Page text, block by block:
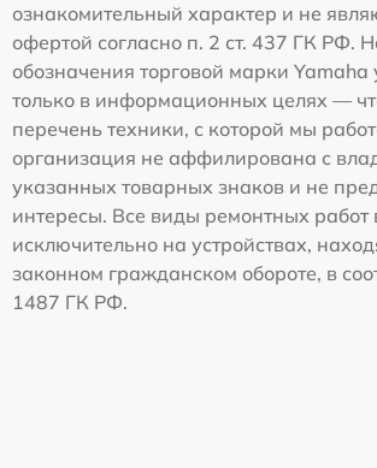
ознакомительный характер и не
офертой согласно п. 2 ст. 437 ГК РФ.
обозначения торговой марки
только в информационных целях —
перечень техники, с которой мы
организация не аффилирована с
указанных товарных знаков и не
интересы. Все виды ремонтных работ
исключительно на устройствах,
законном гражданском обороте, в
1487 ГК РФ.